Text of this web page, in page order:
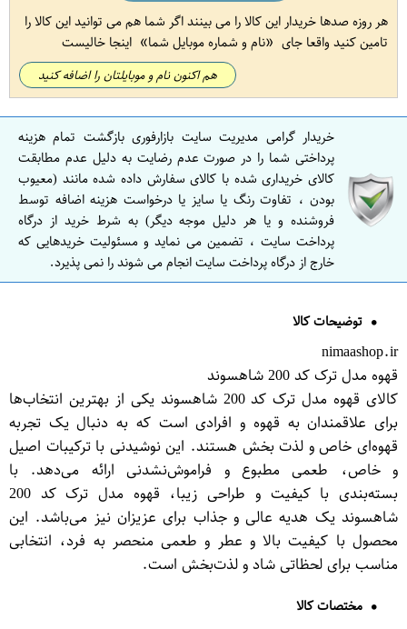
هر روزه صدها خریدار این کالا را می بینند اگر شما هم می توانید این کالا را
تامین کنید واقعا جای
نام و شماره موبایل شما اینجا خالیست
هم اکنون نام و موبایلتان را اضافه کنید
خریدار گرامی مدیریت سایت بازارفوری بازگشت تمام هزینه
پرداختی شما را در صورت عدم رضایت به دلیل عدم مطابقت
کالای خریداری شده با کالای سفارش داده شده مانند (معیوب
بودن ، تفاوت رنگ یا سایز یا درخواست هزینه اضافه توسط
فروشنده و یا هر دلیل موجه دیگر) به شرط خرید از درگاه
پرداخت سایت ، تضمین می نماید و مسئولیت خریدهایی که
خارج از درگاه پرداخت سایت انجام می شوند را نمی پذیرد.
توضیحات کالا
nimaashop.ir
قهوه مدل ترک کد 200 شاهسوند
کالای قهوه مدل ترک کد 200 شاهسوند یکی از بهترین انتخاب‌ها
برای علاقمندان به قهوه و افرادی است که به دنبال یک تجربه
قهوه‌ای خاص و لذت بخش هستند. این نوشیدنی با ترکیبات اصیل
و خاص، طعمی مطبوع و فراموش‌نشدنی ارائه می‌دهد. با
بسته‌بندی با کیفیت و طراحی زیبا، قهوه مدل ترک کد 200
شاهسوند یک هدیه عالی و جذاب برای عزیزان نیز می‌باشد. این
محصول با کیفیت بالا و عطر و طعمی منحصر به فرد، انتخابی
مناسب برای لحظاتی شاد و لذت‌بخش است.
مختصات کالا